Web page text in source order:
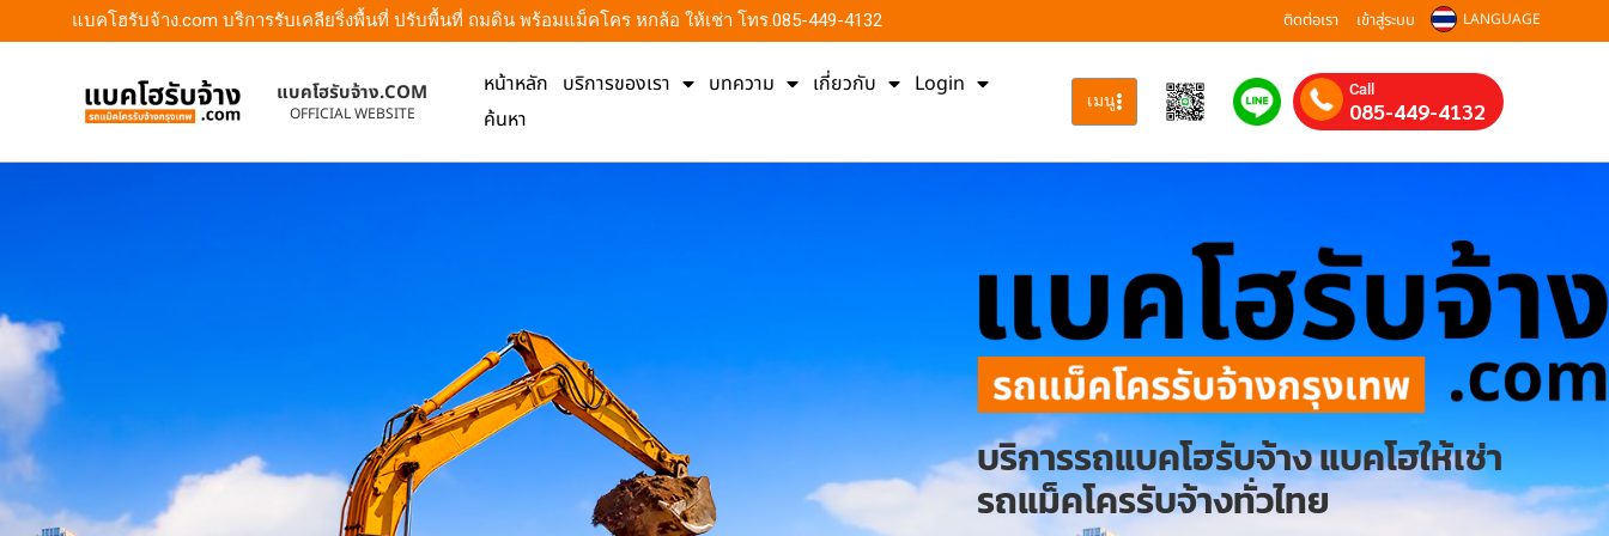
แบคโฮรับจ้าง.com บริการรับเคลียริ่งพื้นที่ ปรับพื้นที่ ถมดิน พร้อมแม็คโคร หกล้อ ให้เช่า โทร.085-449-4132 ติดต่อเรา เข้าสู่ระบบ LANGUAGE
แบคโฮรับจ้าง.COM
OFFICIAL WEBSITE
หน้าหลัก บริการของเรา บทความ เกี่ยวกับ
Login
ค้นหา
เมนู Call
085-449-4132
บริการรถแบคโฮรับจ้าง แบคโฮให้เช่า
รถแม็คโครรับจ้างทั่วไทย